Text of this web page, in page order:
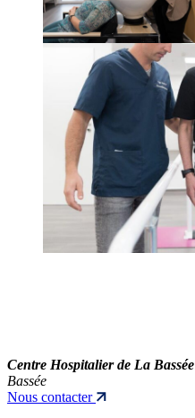
Centre Hospitalier de La Bassée
Bassée
Nous contacter